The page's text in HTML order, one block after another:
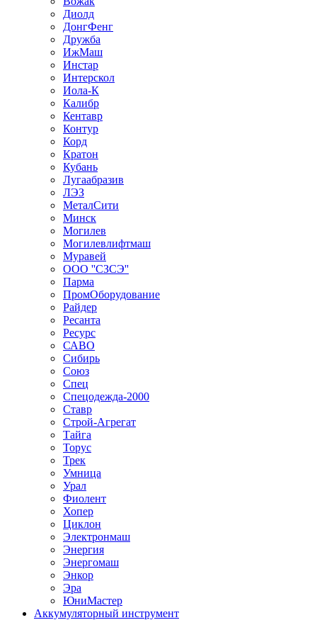
Диолд
ДонгФенг
Дружба
ИжМаш
Инстар
Интерскол
Иола-К
Калибр
Кентавр
Контур
Корд
Кратон
Кубань
Лугаабразив
ЛЭЗ
МеталСити
Минск
Могилев
Могилевлифтмаш
Муравей
ООО ''СЗСЭ''
Парма
ПромОборудование
Райдер
Ресанта
Ресурс
САВО
Сибирь
Союз
Спец
Спецодежда-2000
Ставр
Строй-Агрегат
Тайга
Торус
Трек
Умница
Урал
Фиолент
Хопер
Циклон
Электронмаш
Энергия
Энергомаш
Энкор
Эра
ЮниМастер
Аккумуляторный инструмент